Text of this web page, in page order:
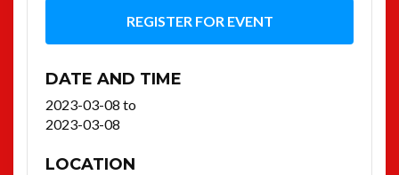
REGISTER FOR EVENT
DATE AND TIME
2023-03-08 to
2023-03-08
LOCATION